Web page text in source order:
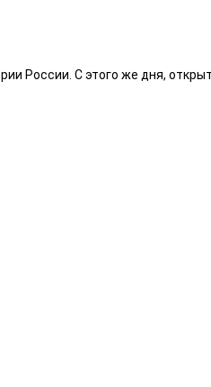
России. С этого же дня,